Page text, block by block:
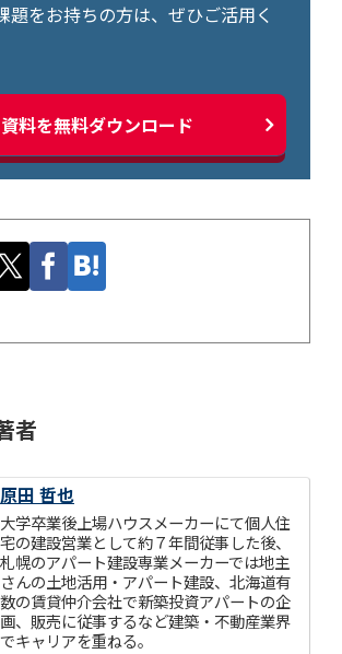
題をお持ちの方は、ぜひご活用く
資料を無料ダウンロード
者
原田 哲也
大学卒業後上場ハウスメーカーにて個人住
宅の建設営業として約７年間従事した後、
札幌のアパート建設専業メーカーでは地主
さんの土地活用・アパート建設、北海道有
数の賃貸仲介会社で新築投資アパートの企
画、販売に従事するなど建築・不動産業界
でキャリアを重ねる。